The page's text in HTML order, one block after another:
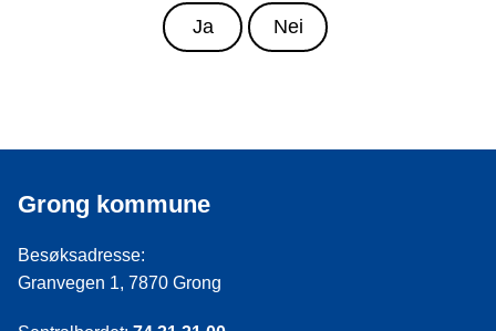
Ja Nei
Grong kommune
Besøksadresse:
Granvegen 1, 7870 Grong